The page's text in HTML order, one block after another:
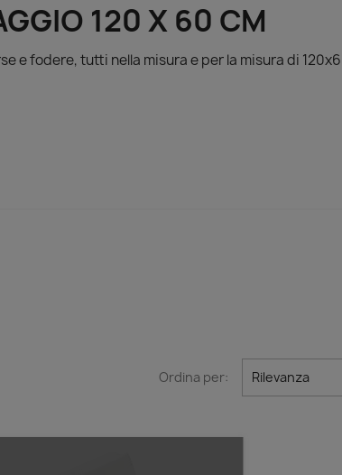
120 X 60 CM
e fodere, tutti nella misura e per la misura di
Ordina per: Rilevanza